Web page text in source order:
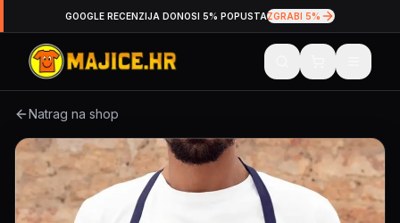
GOOGLE RECENZIJA DONOSI 5% POPUSTAZGRABI 5%
Natrag na shop